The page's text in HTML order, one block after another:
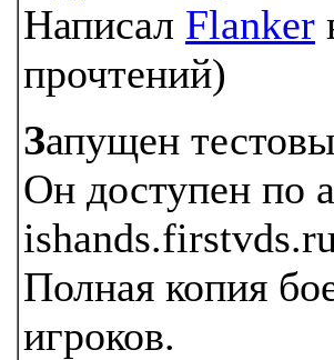
Написал Flanker
прочтений)
Запущен
Он доступен по
Полная копия
игроков.